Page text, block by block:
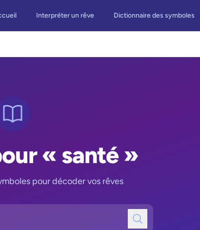
Interpréter un rêve Dictionnaire des symboles
« santé »
pour décoder vos rêves